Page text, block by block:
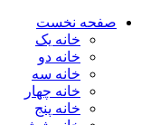
صفحه نخست
خانه یک
خانه دو
خانه سه
خانه چهار
خانه پنج